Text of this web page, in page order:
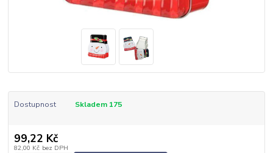
Dostupnost Skladem 175
99,22 Kč
82,00 Kč bez DPH